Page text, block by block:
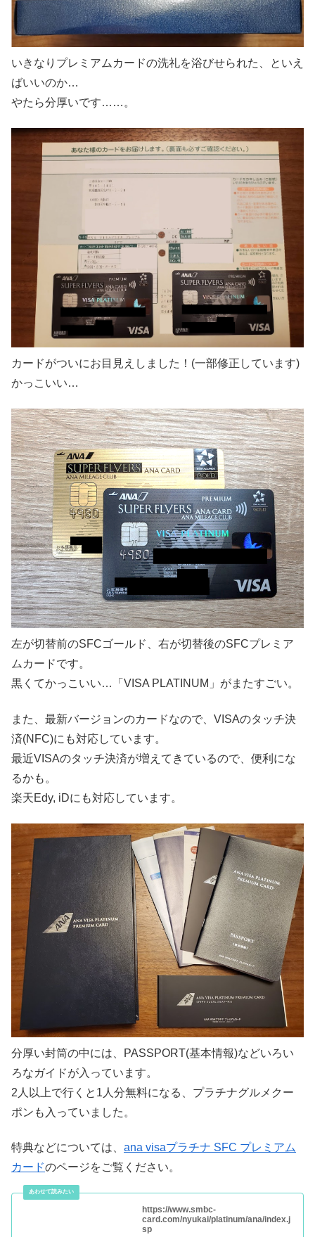
いきなりプレミアムカードの洗礼を浴びせられた、といえ
ばいいのか…
やたら分厚いです……。
カードがついにお目見えしました！(一部修正しています)
かっこいい…
左が切替前のSFCゴールド、右が切替後のSFCプレミア
ムカードです。
黒くてかっこいい…「VISA PLATINUM」がまたすごい。
また、最新バージョンのカードなので、VISAのタッチ決
済(NFC)にも対応しています。
最近VISAのタッチ決済が増えてきているので、便利にな
るかも。
楽天Edy, iDにも対応しています。
分厚い封筒の中には、PASSPORT(基本情報)などいろい
ろなガイドが入っています。
2人以上で行くと1人分無料になる、プラチナグルメクー
ポンも入っていました。
特典などについては、 ana visaプラチナ SFC プレミアム
カードのページをご覧ください。
https://www.smbc-
card.com/nyukai/platinum/ana/index.j
sp